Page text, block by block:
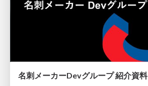
名刺メーカーDevグループ 紹介資料